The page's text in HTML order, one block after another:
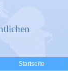
Startseite